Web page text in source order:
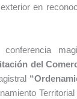
en
del
“